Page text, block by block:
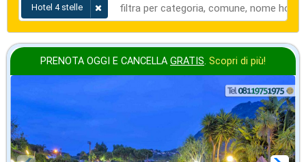
Hotel 4 stelle
PRENOTA OGGI E CANCELLA GRATIS. Scopri di più!
settembre
in offerta da
€61,29